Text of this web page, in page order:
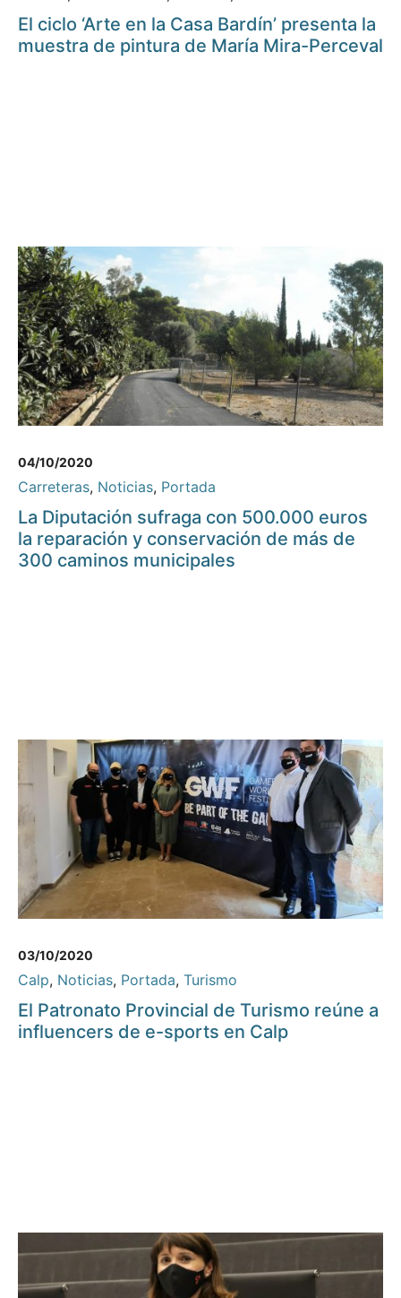
El ciclo ‘Arte en la Casa Bardín’ presenta la
muestra de pintura de María Mira-Perceval
04/10/2020
Carreteras, Noticias, Portada
La Diputación sufraga con 500.000 euros
la reparación y conservación de más de
300 caminos municipales
03/10/2020
Calp, Noticias, Portada, Turismo
El Patronato Provincial de Turismo reúne a
influencers de e-sports en Calp